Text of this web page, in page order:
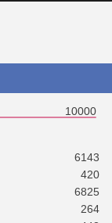
10000
6143
420
6825
264